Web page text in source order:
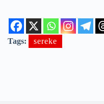
Tags: sereke